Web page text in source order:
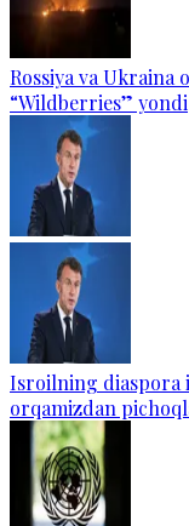
Rossiya va Ukraina
“Wildberries” yondi
Isroilning diaspora
orqamizdan